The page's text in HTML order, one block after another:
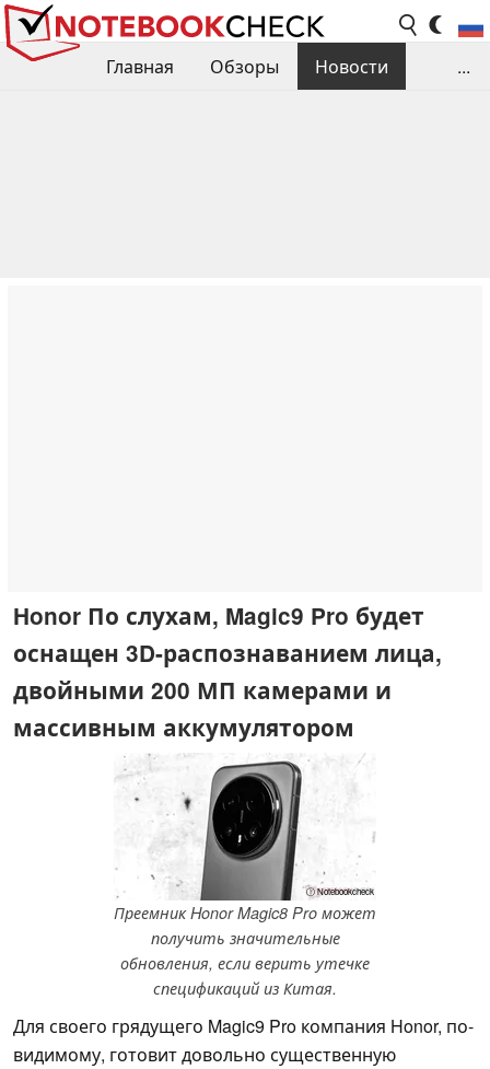
Главная Обзоры
Новости
...
Honor По слухам, Magic9 Pro будет
оснащен 3D-распознаванием лица,
двойными 200 МП камерами и
массивным аккумулятором
ⓘ Notebookcheck
Преемник Honor Magic8 Pro может
получить значительные
обновления, если верить утечке
спецификаций из Китая.
Для своего грядущего Magic9 Pro компания Honor, по-
видимому, готовит довольно существенную